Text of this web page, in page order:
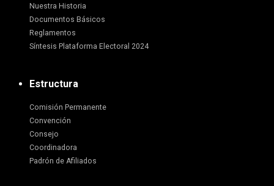
Nuestra Historia
Documentos Básicos
Reglamentos
Síntesis Plataforma Electoral 2024
Estructura
Comisión Permanente
Convención
Consejo
Coordinadora
Padrón de Afiliados